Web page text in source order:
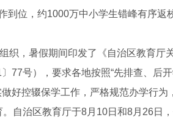
位，约1000万中小学生错峰有序返
织，暑假期间印发了《自治区教育厅
77号），要求各地按照“先排查、后开
好控辍保学工作，严格规范办学行为
自治区教育厅于8月10日和8月26日